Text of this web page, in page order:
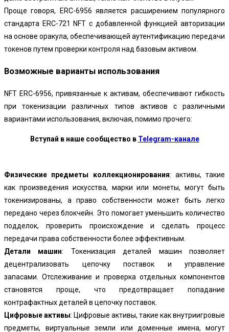
Проще говоря, ERC-6956 является расширением популярного
стандарта ERC-721
NFT с добавленной функцией авторизации
на основе оракула, обеспечивающей аутентификацию передачи
токенов путем проверки контроля над базовым активом.
Возможные варианты использования
NFT ERC-6956, привязанные к активам, обеспечивают гибкость
при токенизации различных типов активов с различными
вариантами использования, включая, помимо прочего:
Вступай в наше сообщество в Telegram-канале
Физические предметы коллекционирования: активы, такие
как произведения искусства, марки или монеты, могут быть
токенизированы, а право собственности может быть легко
передано через блокчейн. Это помогает уменьшить количество
подделок, проверить происхождение и сделать процесс
передачи права собственности более эффективным.
Детали машин: Токенизация деталей машин позволяет
децентрализовать цепочку поставок и управление
запасами. Отслеживание и проверка отдельных компонентов
становятся проще, что предотвращает попадание
контрафактных деталей в цепочку поставок.
Цифровые активы: Цифровые активы, такие как внутриигровые
предметы, виртуальные земли или доменные имена, могут